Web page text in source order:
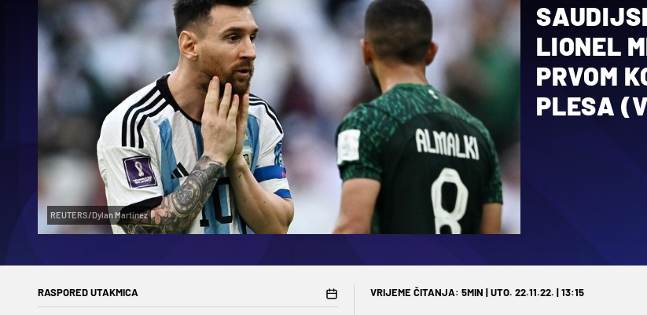
REUTERS/Dylan Martinez
LIONEL
PRVOM
PLESA
RASPORED UTAKMICA VRIJEME ČITANJA: 5MIN | UTO. 22.11.22. | 13:15